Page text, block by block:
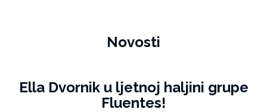
Novosti
Ella Dvornik u ljetnoj haljini grupe
Fluentes!